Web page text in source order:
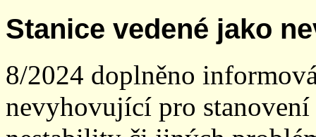
Stanice vedené jako
8/2024 doplněno
nevyhovující pro